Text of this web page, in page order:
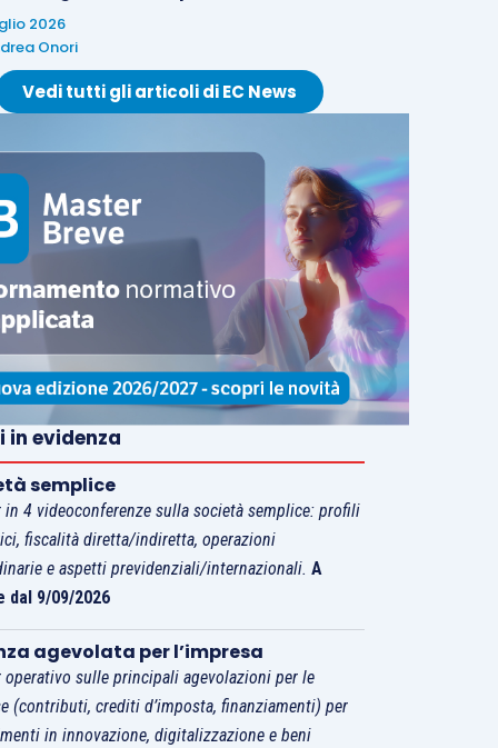
2026
Onori
Vedi tutti gli articoli di EC News
in evidenza
semplice
in 4 videoconferenze sulla società semplice: profili
fiscalità diretta/indiretta, operazioni
e aspetti previdenziali/internazionali.A
dal 9/09/2026
agevolata per l’impresa
operativo sulle principali agevolazioni per le
(contributi, crediti d’imposta, finanziamenti) per
in innovazione, digitalizzazione e beni